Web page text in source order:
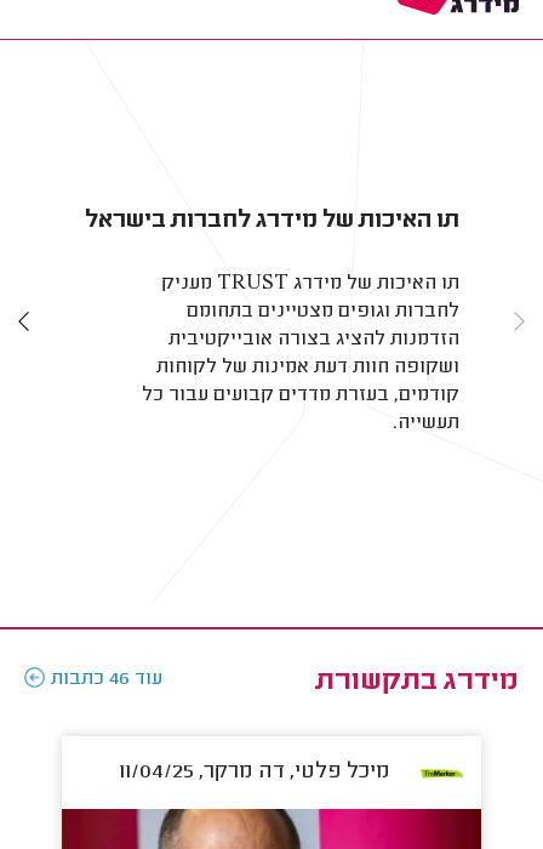
תו האיכות של מידרג לחברות בישראל
תו האיכות של מידרג TRUST מעניק
לחברות וגופים מצטיינים בתחומם
הזדמנות להציג בצורה אובייקטיבית
ושקופה חוות דעת אמינות של לקוחות
קודמים, בעזרת מדדים קבועים עבור כל
תעשייה.
מידרג בתקשורת עוד 46 כתבות
מיכל פלטי, דה מרקר, 11/04/25